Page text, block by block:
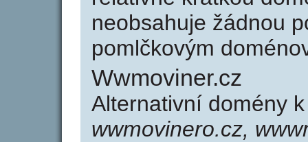
neobsahuje žádnou
pomlčkovým
Wwmoviner.cz
Alternativní domény
wwmovinero.cz,